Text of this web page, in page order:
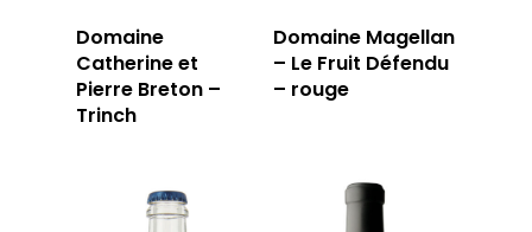
Domaine
Catherine et
Pierre Breton –
Trinch
Domaine Magellan
– Le Fruit Défendu
– rouge